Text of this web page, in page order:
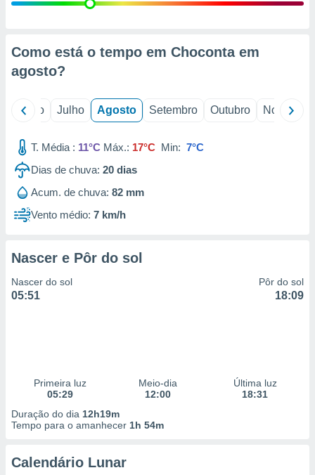
estudos
1199
Como está o tempo em Choconta em
agosto?
Junho Julho Agosto Setembro Outubro Novembro
T. Média : 11°C Máx.: 17°C Min: 7°C
Dias de chuva: 20 dias
Acum. de chuva: 82 mm
Vento médio: 7 km/h
Nascer e Pôr do sol
Nascer do sol
05:51
Pôr do sol
18:09
Primeira luz
05:29
Meio-dia
12:00
Última luz
18:31
Duração do dia 12h19m
Tempo para o amanhecer 1h 54m
Calendário Lunar